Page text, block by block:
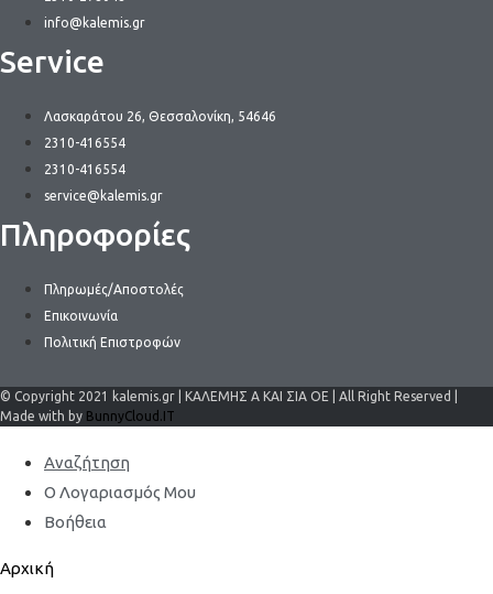
info@kalemis.gr
Service
Λασκαράτου 26, Θεσσαλονίκη, 54646
2310-416554
2310-416554
service@kalemis.gr
Πληροφορίες
Πληρωμές/Αποστολές
Επικοινωνία
Πολιτική Επιστροφών
© Copyright 2021 kalemis.gr | ΚΑΛΕΜΗΣ Α ΚΑΙ ΣΙΑ ΟΕ | All Right Reserved |
Made with by BunnyCloud.IT
Αναζήτηση
Ο Λογαριασμός Μου
Βοήθεια
Αρχική